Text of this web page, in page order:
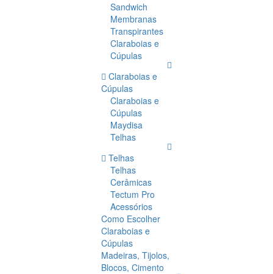
Sandwich
Membranas
Transpirantes
Claraboias e
Cúpulas
Claraboias e
Cúpulas
Claraboias e
Cúpulas
Maydisa
Telhas
Telhas
Telhas
Cerâmicas
Tectum Pro
Acessórios
Como Escolher
Claraboias e
Cúpulas
Madeiras, Tijolos,
Blocos, Cimento